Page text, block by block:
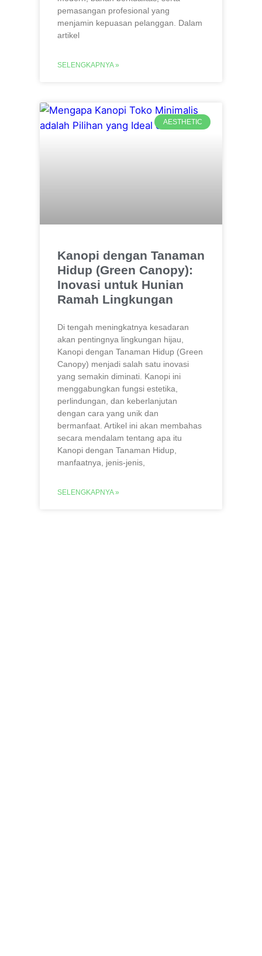
pemasangan profesional yang
menjamin kepuasan pelanggan. Dalam
artikel
SELENGKAPNYA »
AESTHETIC
Kanopi dengan Tanaman
Hidup (Green Canopy):
Inovasi untuk Hunian
Ramah Lingkungan
Di tengah meningkatnya kesadaran
akan pentingnya lingkungan hijau,
Kanopi dengan Tanaman Hidup (Green
Canopy) menjadi salah satu inovasi
yang semakin diminati. Kanopi ini
menggabungkan fungsi estetika,
perlindungan, dan keberlanjutan
dengan cara yang unik dan
bermanfaat. Artikel ini akan membahas
secara mendalam tentang apa itu
Kanopi dengan Tanaman Hidup,
manfaatnya, jenis-jenis,
SELENGKAPNYA »